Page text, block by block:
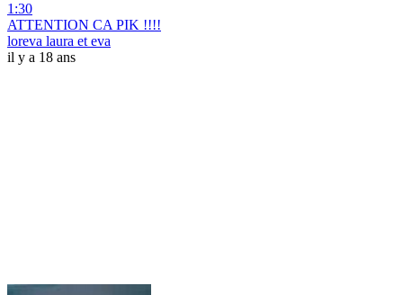
1:30
ATTENTION CA PIK !!!!
loreva laura et eva
il y a 18 ans